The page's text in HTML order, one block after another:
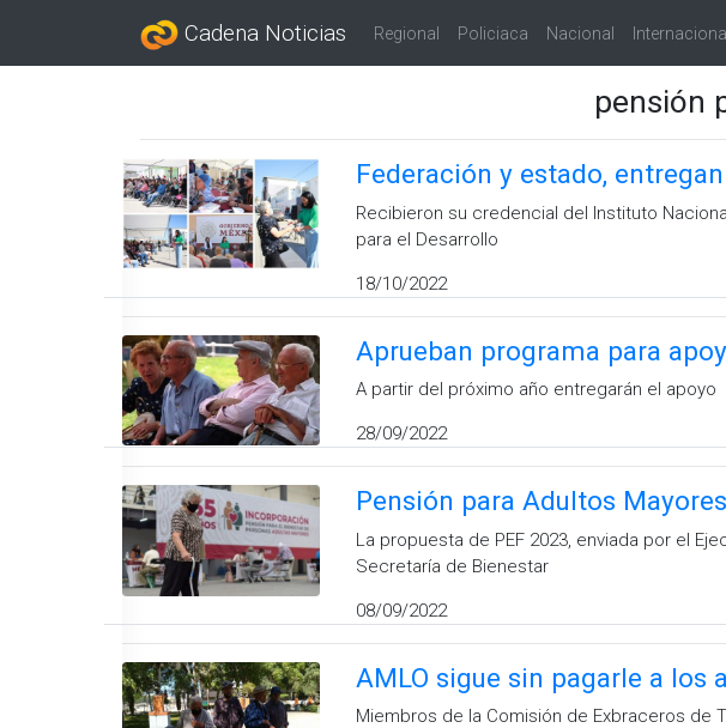
Cadena Noticias Regional Policiaca Nacional
pensión
Federación y estado,
Recibieron su credencial del Instituto
para el Desarrollo
18/10/2022
Aprueban programa para
A partir del próximo año entregarán el apoyo
28/09/2022
Pensión para Adultos
La propuesta de PEF 2023, enviada por el
Secretaría de Bienestar
08/09/2022
AMLO sigue sin pagarle a los
Miembros de la Comisión de Exbraceros de